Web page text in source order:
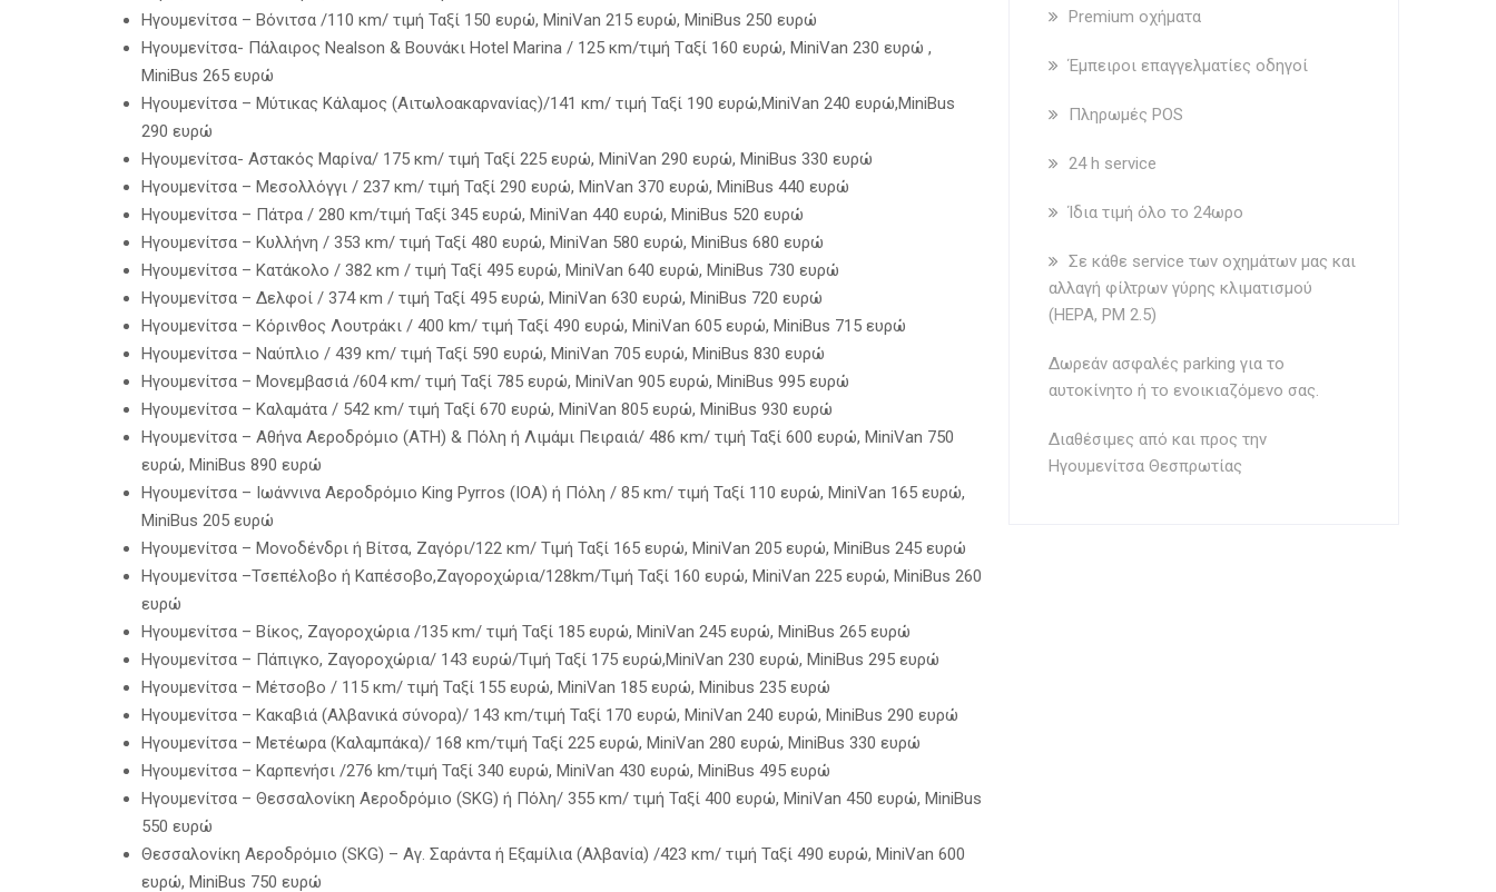
Ηγουμενίτσα – Βόνιτσα /110 κm/ τιμή Ταξί 150 ευρώ, MiniVan 215 ευρώ, ΜiniBus 250 ευρώ
Ηγουμενίτσα- Πάλαιρος Nealson & Βουνάκι Hotel Marina / 125 κm/τιμή Tαξί 160 ευρώ, ΜiniVan 230 ευρώ ,
ΜiniBus 265 ευρώ
Ηγουμενίτσα – Μύτικας Κάλαμος (Αιτωλοακαρνανίας)/141 κm/ τιμή Ταξί 190 ευρώ,MiniVan 240 ευρώ,MiniBus
290 ευρώ
Hγουμενίτσα- Αστακός Μαρίνα/ 175 κm/ τιμή Ταξί 225 ευρώ, MiniVan 290 ευρώ, MiniBus 330 ευρώ
Ηγουμενίτσα – Mεσολλόγγι / 237 κm/ τιμή Ταξί 290 ευρώ, MinVan 370 ευρώ, MiniBus 440 ευρώ
Ηγουμενίτσα – Πάτρα / 280 κm/τιμή Ταξί 345 ευρώ, MiniVan 440 ευρώ, MiniBus 520 ευρώ
Ηγουμενίτσα – Κυλλήνη / 353 κm/ τιμή Ταξί 480 ευρώ, MiniVan 580 ευρώ, ΜiniBus 680 ευρώ
Ηγουμενίτσα – Κατάκολο / 382 κm / τιμή Ταξί 495 ευρώ, MiniVan 640 ευρώ, MiniBus 730 ευρώ
Hγουμενίτσα – Δελφοί / 374 κm / τιμή Ταξί 495 ευρώ, MiniVan 630 ευρώ, MiniBus 720 ευρώ
Hγουμενίτσα – Κόρινθος Λουτράκι / 400 km/ τιμή Ταξί 490 ευρώ, MiniVan 605 ευρώ, MiniBus 715 ευρώ
Ηγουμενίτσα – Nαύπλιο / 439 κm/ τιμή Ταξί 590 ευρώ, MiniVan 705 ευρώ, MiniBus 830 ευρώ
Hγουμενίτσα – Μονεμβασιά /604 κm/ τιμή Ταξί 785 ευρώ, MiniVan 905 ευρώ, MiniBus 995 ευρώ
Hγουμενίτσα – Καλαμάτα / 542 κm/ τιμή Ταξί 670 ευρώ, MiniVan 805 ευρώ, MiniBus 930 ευρώ
Hγουμενίτσα – Αθήνα Αεροδρόμιο (ΑΤΗ) & Πόλη ή Λιμάμι Πειραιά/ 486 κm/ τιμή Ταξί 600 ευρώ, MiniVan 750
ευρώ, MiniBus 890 ευρώ
Ηγουμενίτσα – Ιωάννινα Αεροδρόμιο King Pyrros (IOA) ή Πόλη / 85 κm/ τιμή Ταξί 110 ευρώ, MiniVan 165 ευρώ,
MiniBus 205 ευρώ
Hγουμενίτσα – Μονοδένδρι ή Βίτσα, Ζαγόρι/122 κm/ Τιμή Ταξί 165 ευρώ, MiniVan 205 ευρώ, MiniBus 245 ευρώ
Hγουμενίτσα –Τσεπέλοβο ή Καπέσοβο,Ζαγοροχώρια/128km/Τιμή Ταξί 160 ευρώ, MiniVan 225 ευρώ, MiniBus 260
ευρώ
Ηγουμενίτσα – Βίκος, Ζαγοροχώρια /135 κm/ τιμή Ταξί 185 ευρώ, MiniVan 245 ευρώ, MiniBus 265 ευρώ
Ηγουμενίτσα – Πάπιγκο, Ζαγοροχώρια/ 143 ευρώ/Τιμή Ταξί 175 ευρώ,MiniVan 230 ευρώ, MiniBus 295 ευρώ
Hγουμενίτσα – Μέτσοβο / 115 κm/ τιμή Ταξί 155 ευρώ, MiniVan 185 ευρώ, Minibus 235 ευρώ
Ηγουμενίτσα – Κακαβιά (Αλβανικά σύνορα)/ 143 κm/τιμή Ταξί 170 ευρώ, MiniVan 240 ευρώ, MiniBus 290 ευρώ
Hγουμενίτσα – Μετέωρα (Καλαμπάκα)/ 168 κm/τιμή Ταξί 225 ευρώ, MiniVan 280 ευρώ, MiniBus 330 ευρώ
Hγουμενίτσα – Καρπενήσι /276 km/τιμή Ταξί 340 ευρώ, MiniVan 430 ευρώ, MiniBus 495 ευρώ
Hγουμενίτσα – Θεσσαλονίκη Αεροδρόμιο (SKG) ή Πόλη/ 355 κm/ τιμή Ταξί 400 ευρώ, MiniVan 450 ευρώ, MiniBus
550 ευρώ
Θεσσαλονίκη Αεροδρόμιο (SKG) – Aγ. Σαράντα ή Εξαμίλια (Αλβανία) /423 κm/ τιμή Ταξί 490 ευρώ, MiniVan 600
ευρώ, MiniBus 750 ευρώ
Premium οχήματα
Έμπειροι επαγγελματίες οδηγοί
Πληρωμές POS
24 h service
Ίδια τιμή όλο το 24ωρο
Σε κάθε service των οχημάτων μας και
αλλαγή φίλτρων γύρης κλιματισμού
(HEPA, PM 2.5)
Δωρεάν ασφαλές parking για το
αυτοκίνητο ή το ενοικιαζόμενο σας.
Διαθέσιμες από και προς την
Ηγουμενίτσα Θεσπρωτίας